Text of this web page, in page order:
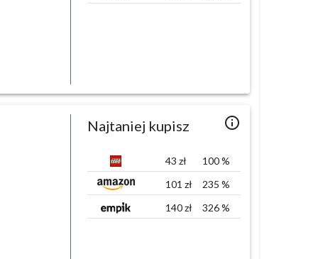
info_outlined
Najtaniej kupisz
43 zł 100%
101 zł 235 %
140zł 326%